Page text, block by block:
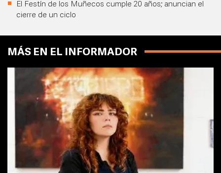
El Festín de los Muñecos cumple 20 años; anuncian el
cierre de un ciclo
MÁS EN EL INFORMADOR